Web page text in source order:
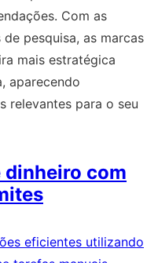
Com as
pesquisa, as marcas
mais estratégica
aparecendo
relevantes para o seu
dinheiro com
eficientes utilizando